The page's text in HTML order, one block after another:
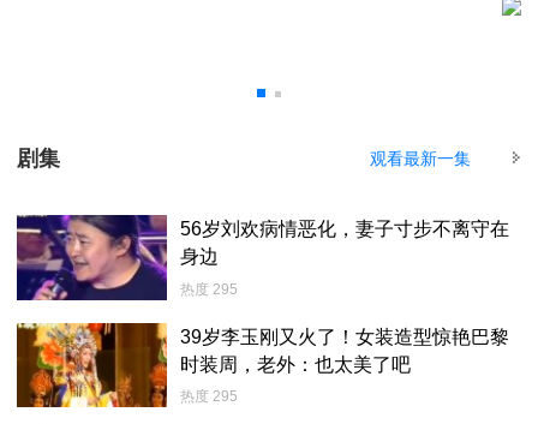
剧集 观看最新一集
56岁刘欢病情恶化，妻子寸步不离守在
身边
热度 295
39岁李玉刚又火了！女装造型惊艳巴黎
时装周，老外：也太美了吧
热度 295